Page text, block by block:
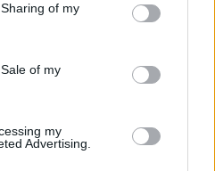
of my
of my
my
Advertising.
βροχές. Μεμονωμένες
στα βόρεια και τις
την Κρήτη. Το βράδυ ο
πρωινές ώρες θα είναι